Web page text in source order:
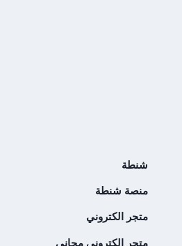
شنطة
منصة شنطة
متجر الكتروني
متجر إلكتروني مجاني